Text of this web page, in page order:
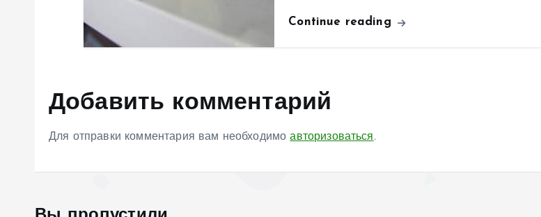
Continue reading
Добавить комментарий
Для отправки комментария вам необходимоавторизоваться.